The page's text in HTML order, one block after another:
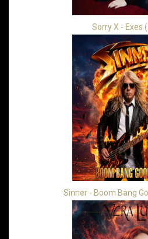
Sorry X - Exes
Sinner - Boom Bang